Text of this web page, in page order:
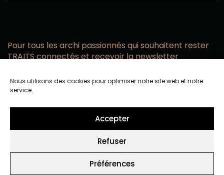
Nous utilisons des cookies pour optimiser notre site web et notre
service.
Accepter
Refuser
Préférences
Pour tous les archi passionnés qui souhaitent rester
TRAITS connectés et recevoir la newsletter
email
confidentialité.